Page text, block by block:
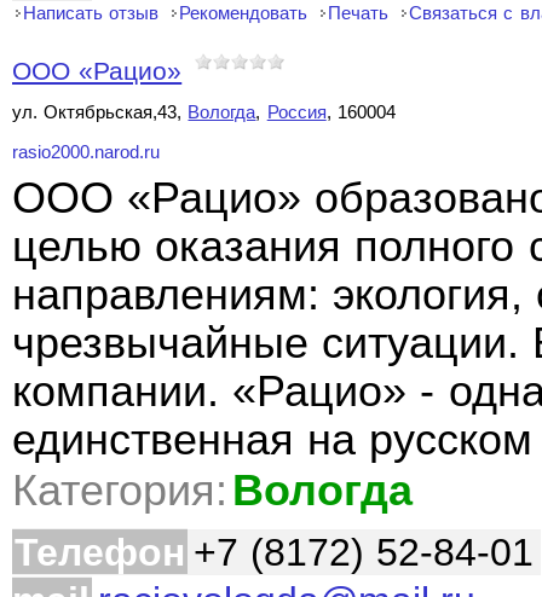
Написать отзыв Рекомендовать Печать Связаться с
ООО «Рацио»
ул. Октябрьская,43, Вологда, Россия, 160004
rasio2000.narod.ru
ООО «Рацио»
целью оказания полного
направлениям: экология,
чрезвычайные ситуации.
компании. «Рацио» -
единственная на
Категория: Вологда
Телефон +7 (8172) 52-84-01